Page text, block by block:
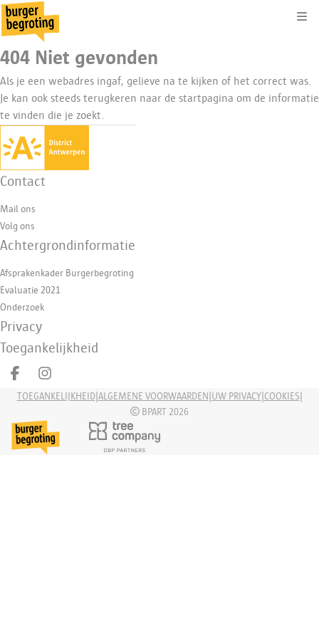
404 Niet gevonden
Als je een webadres ingaf, gelieve na te kijken of het correct was.
Je kan ook steeds terugkeren naar de startpagina om de informatie
te vinden die je zoekt.
Contact
Mail ons
Volg ons
Achtergrondinformatie
Afsprakenkader Burgerbegroting
Evaluatie 2021
Onderzoek
Privacy
Toegankelijkheid
Deel op facebook
Deel op Instagram
TOEGANKELIJKHEID| ALGEMENE VOORWAARDEN UW PRIVACY| COOKIES|
BPART 2026